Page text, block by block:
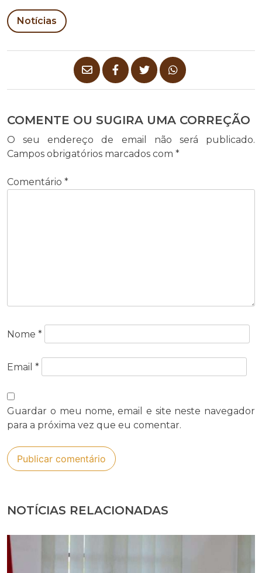
Notícias
COMENTE OU SUGIRA UMA CORREÇÃO
O seu endereço de email não será publicado.
Campos obrigatórios marcados com *
Comentário *
Nome *
Email *
Guardar o meu nome, email e site neste navegador
para a próxima vez que eu comentar.
NOTÍCIAS RELACIONADAS